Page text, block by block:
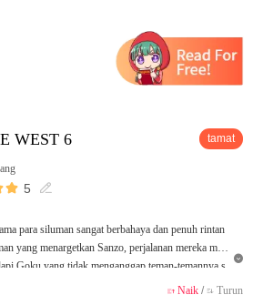
WEST 6 tamat
 5 
para siluman sangat berbahaya dan penuh rintan
yang menargetkan Sanzo, perjalanan mereka men
Goku yang tidak menganggap teman-temannya s
tampan yang serius dan Chohakkai yang menjadi

 Naik/  Turun